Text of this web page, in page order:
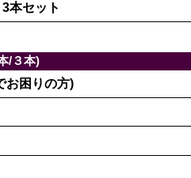
本セット
/３本)
お困りの方)